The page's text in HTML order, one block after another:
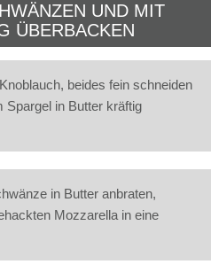
UND MIT
ÜBERBACKEN
beides fein schneiden
Spargel in Butter kräftig
in Butter anbraten,
Mozzarella in eine